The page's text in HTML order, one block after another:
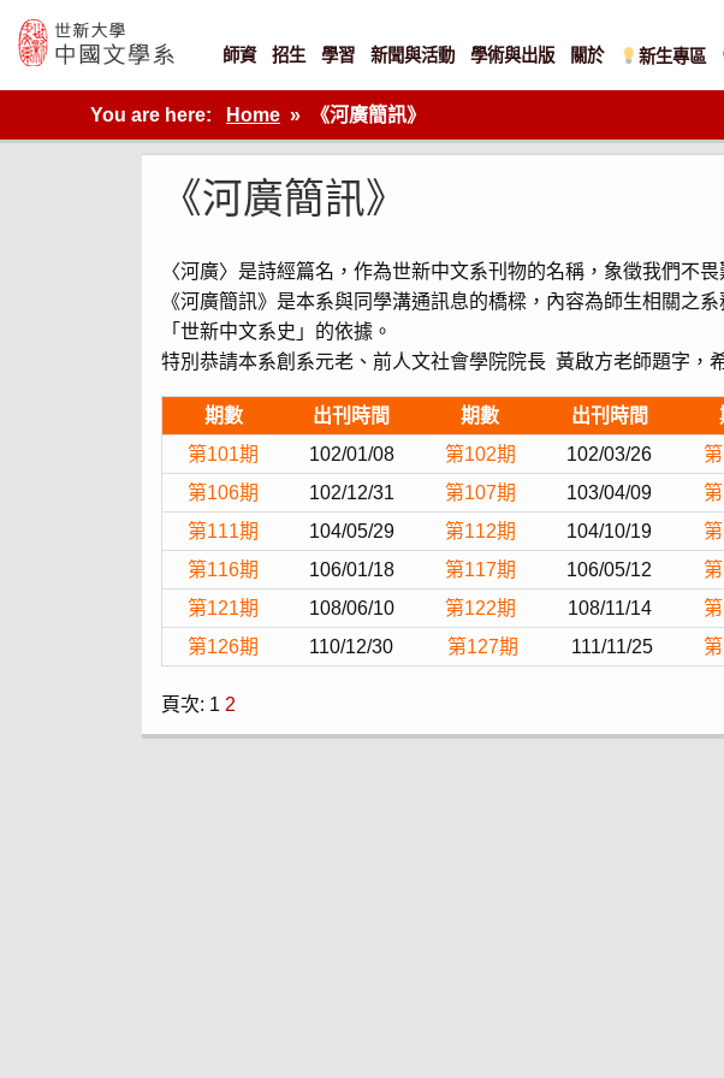
content
世新大學教學單位的網站
師資 招生 學習 新聞與活動 學術與出版 關於 新生專區
You are here: Home 《河廣簡訊》
《河廣簡訊》
〈河廣〉是詩經篇名，作為世新中文系刊物的名稱，象徵我們不
《河廣簡訊》是本系與同學溝通訊息的橋樑，內容為師生相關之
「世新中文系史」的依據。
特別恭請本系創系元老、前人文社會學院院長 黃啟方老師題字，
期數 出刊時間 期數 出刊時間
第101期
102/01/08 第102期 102/03/26
第106期
102/12/31 第107期 103/04/09
第111期
104/05/29 第112期 104/10/19
第116期
106/01/18 第117期 106/05/12
第121期
108/06/10 第122期 108/11/14
第126期
110/12/30 第127期 111/11/25
頁次: 1 2